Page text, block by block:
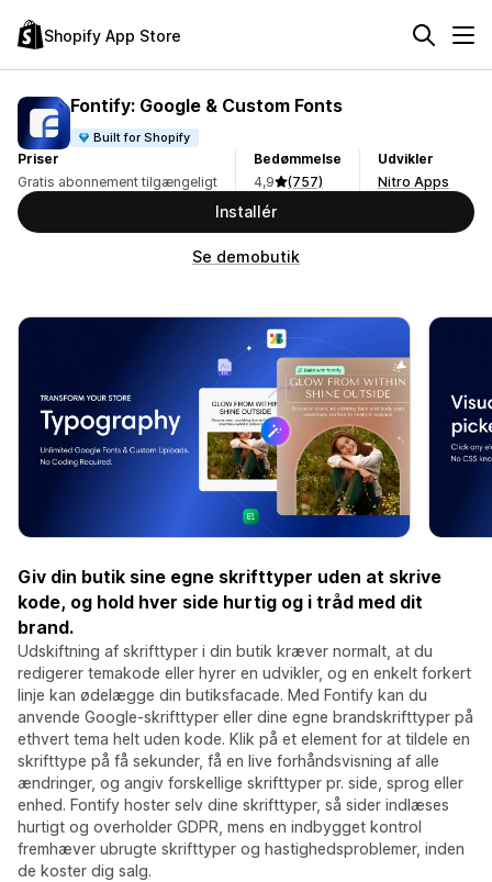
Shopify App Store
Fontify: Google & Custom Fonts
Built for Shopify
Priser
Gratis abonnement tilgængeligt
Bedømmelse
4,9
(757)
Udvikler
Nitro Apps
Installér
Se demobutik
Giv din butik sine egne skrifttyper uden at skrive
kode, og hold hver side hurtig og i tråd med dit
brand.
Udskiftning af skrifttyper i din butik kræver normalt, at du
redigerer temakode eller hyrer en udvikler, og en enkelt forkert
linje kan ødelægge din butiksfacade. Med Fontify kan du
anvende Google-skrifttyper eller dine egne brandskrifttyper på
ethvert tema helt uden kode. Klik på et element for at tildele en
skrifttype på få sekunder, få en live forhåndsvisning af alle
ændringer, og angiv forskellige skrifttyper pr. side, sprog eller
enhed. Fontify hoster selv dine skrifttyper, så sider indlæses
hurtigt og overholder GDPR, mens en indbygget kontrol
fremhæver ubrugte skrifttyper og hastighedsproblemer, inden
de koster dig salg.